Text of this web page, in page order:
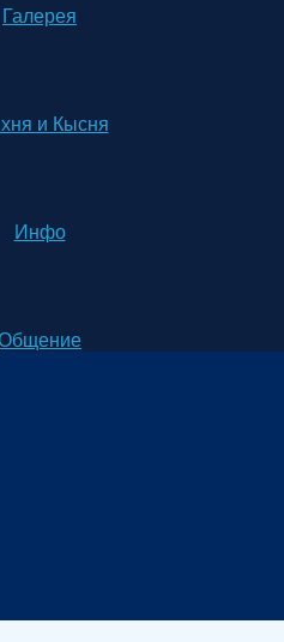
Галерея
и Кысня
Инфо